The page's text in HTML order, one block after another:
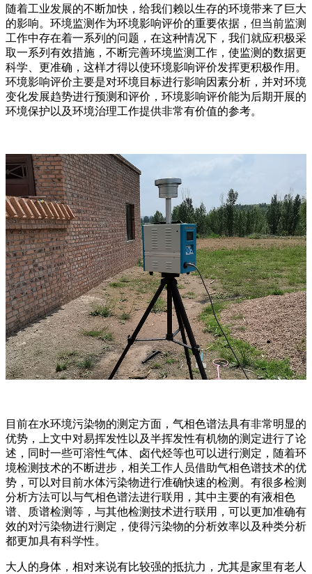
随着工业发展的不断加快，给我们赖以生存的环境带来了巨大
的影响。环境监测作为环境影响评价的重要依据，但当前监测
工作中存在着一系列的问题，在这种情况下，我们就应积极采
取一系列有效措施，不断完善环境监测工作，使监测的数据更
科学、更准确，这样才得以使环境影响评价发挥更积极作用。
环境影响评价主要是对环境目标进行影响因素分析，并对环境
变化发展趋势进行预测和评价，环境影响评价能为后期开展的
环境保护以及环境治理工作提供非常有价值的参考。
目前在水环境污染物的测定方面，气相色谱法具有非常明显的
优势，上文中对易挥发性以及半挥发性有机物的测定进行了论
述，同时一些可溶性气体、卤代烃等也可以进行测定，随着环
境检测技术的不断进步，相关工作人员借助气相色谱技术的优
势，可以对目前水体污染物进行准确快速的检测。有很多检测
分析方法可以与气相色谱法进行联用，其中主要的有液相色
谱、质谱检测等，与其他检测技术进行联用，可以更加准确有
效的对污染物进行测定，使得污染物的分析效率以及种类分析
都更加具有科学性。
大人的身体，相对来说有比较强的抵抗力，尤其是家里有老人